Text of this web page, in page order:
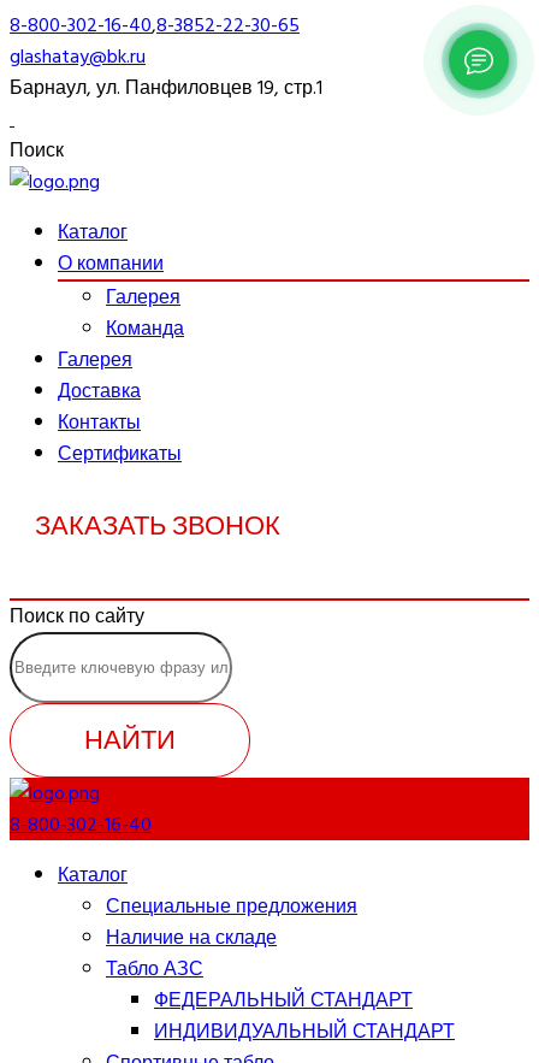
8-800-302-16-40,8-3852-22-30-65
glashatay@bk.ru
Барнаул, ул. Панфиловцев 19, стр.1
Поиск
Каталог
О компании
Галерея
Команда
Галерея
Доставка
Контакты
Сертификаты
ЗАКАЗАТЬ ЗВОНОК
Поиск по сайту
НАЙТИ
8-800-302-16-40
Каталог
Специальные предложения
Наличие на складе
Табло АЗС
ФЕДЕРАЛЬНЫЙ СТАНДАРТ
ИНДИВИДУАЛЬНЫЙ СТАНДАРТ